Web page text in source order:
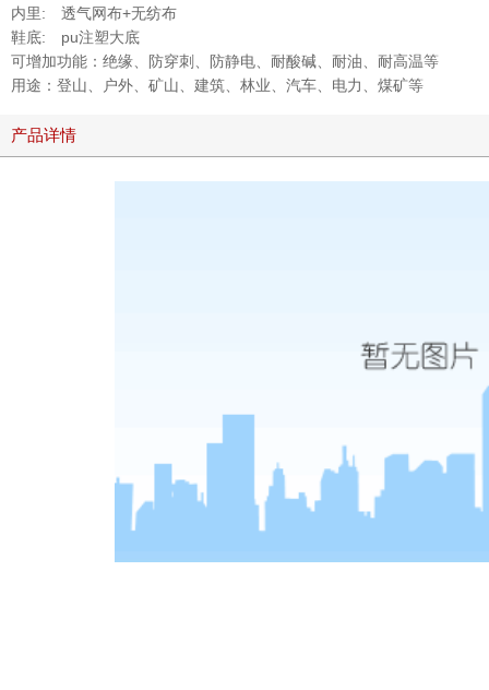
内里: 透气网布+无纺布
鞋底: pu注塑大底
可增加功能：绝缘、防穿刺、防静电、耐酸碱、耐油、耐高温等
用途：登山、户外、矿山、建筑、林业、汽车、电力、煤矿等
产品详情